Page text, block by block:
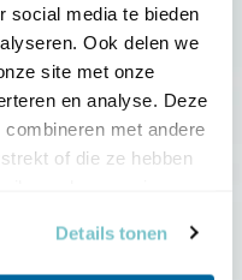
social media te bieden
Ook delen we
site met onze
en analyse. Deze
met andere
of die ze hebben
Details tonen